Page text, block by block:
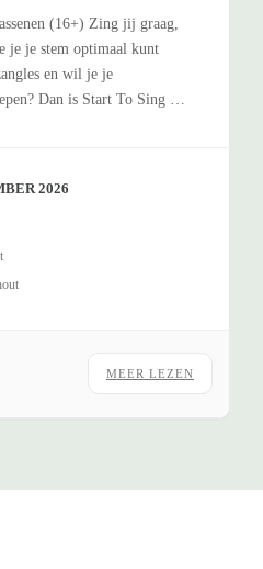
(16+) Zing jij graag,
je je stem optimaal kunt
en wil je je
Dan is Start To Sing de
zangstem....
2026
MEER LEZEN